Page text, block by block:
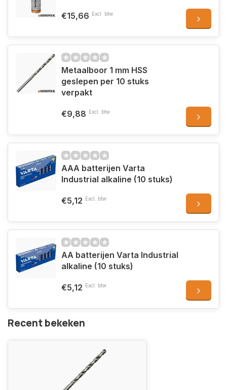
€15,66 Excl. btw
Metaalboor 1 mm HSS
geslepen per 10 stuks
verpakt
€9,88 Excl. btw
AAA batterijen Varta
Industrial alkaline (10 stuks)
€5,12 Excl. btw
AA batterijen Varta Industrial
alkaline (10 stuks)
€5,12 Excl. btw
Recent bekeken